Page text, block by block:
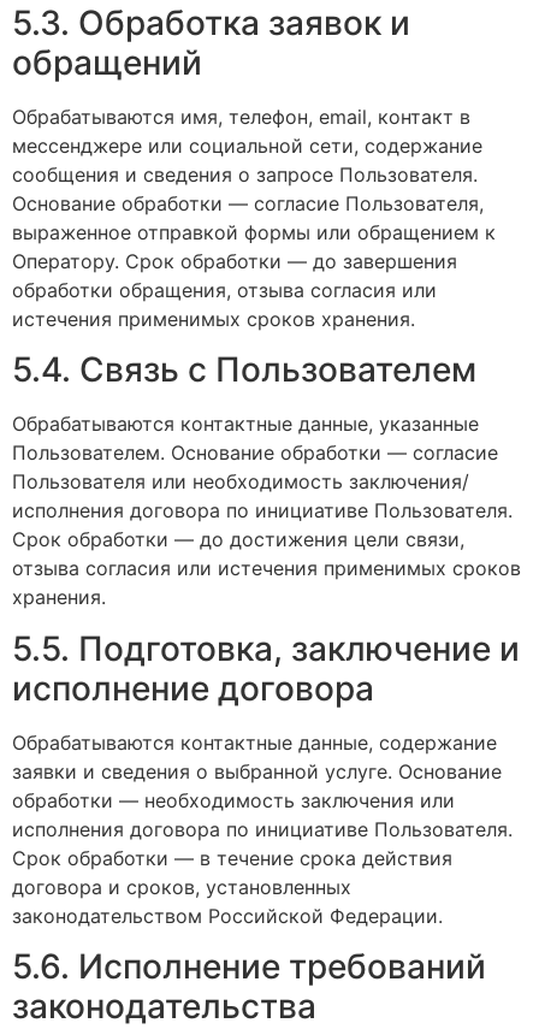
5.3. Обработка заявок и
обращений
Обрабатываются имя, телефон, email, контакт в
мессенджере или социальной сети, содержание
сообщения и сведения о запросе Пользователя.
Основание обработки — согласие Пользователя,
выраженное отправкой формы или обращением к
Оператору. Срок обработки — до завершения
обработки обращения, отзыва согласия или
истечения применимых сроков хранения.
5.4. Связь с Пользователем
Обрабатываются контактные данные, указанные
Пользователем. Основание обработки — согласие
Пользователя или необходимость заключения/
исполнения договора по инициативе Пользователя.
Срок обработки — до достижения цели связи,
отзыва согласия или истечения применимых сроков
хранения.
5.5. Подготовка, заключение и
исполнение договора
Обрабатываются контактные данные, содержание
заявки и сведения о выбранной услуге. Основание
обработки — необходимость заключения или
исполнения договора по инициативе Пользователя.
Срок обработки — в течение срока действия
договора и сроков, установленных
законодательством Российской Федерации.
5.6. Исполнение требований
законодательства